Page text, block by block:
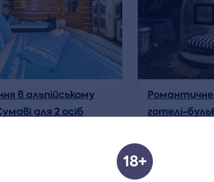
в альпійському
для 2 осіб
Романтичне
готелі-
3 990 CZK
18+